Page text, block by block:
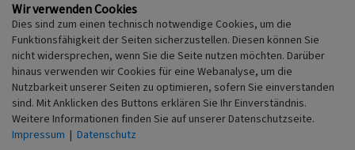
Evangelische Kirche Unna
(Kulturlandschaftsbereich Regionalplan Ruhr
535)
Schlagwörter
Kulturlandschaftsbereich Marktplatz Hallenkirche
Kirchplatz
Wir verwenden Cookies
Dies sind zum einen technisch notwendige Cookies, um die
Funktionsfähigkeit der Seiten sicherzustellen. Diesen können Sie
nicht widersprechen, wenn Sie die Seite nutzen möchten. Darüber
hinaus verwenden wir Cookies für eine Webanalyse, um die
Nutzbarkeit unserer Seiten zu optimieren, sofern Sie einverstanden
sind. Mit Anklicken des Buttons erklären Sie Ihr Einverständnis.
Weitere Informationen finden Sie auf unserer Datenschutzseite.
Impressum | Datenschutz